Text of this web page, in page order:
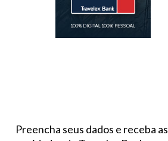
Preencha seus dados e receba as